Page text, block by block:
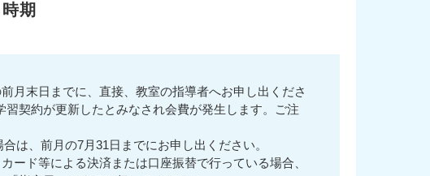
期
月末日までに、直接、教室の指導者へお申し出くださ
習契約が更新したとみなされ会費が発生します。ご注
は、前月の7月31日までにお申し出ください。
ード等による決済または口座振替で行っている場合、